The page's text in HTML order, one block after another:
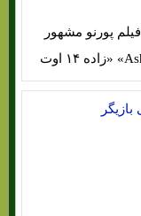
بیوگرافی و عکس خفن Ashlynn Brooke فیلم‌ پورنو مشهور
اشلین بروک «بـه انگلیسی: Ashlynn Brooke» «زاده ۱۴ اوت